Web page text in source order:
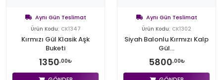
Aynı Gün Teslimat
Ürün Kodu: CK1347
Kırmızı Gül Klasik Aşk
Buketi
1350,00₺
Aynı Gün Teslimat
Ürün Kodu: CK1302
Siyah Balonlu Kırmızı Kalp
Gül...
5800,00₺